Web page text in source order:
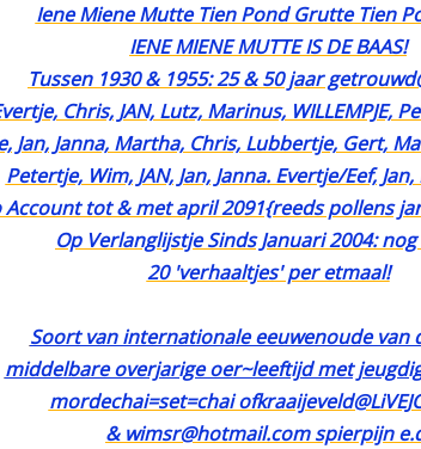
Iene Miene Mutte Tien Pond Grutte Tien
IENE MIENE MUTTE IS DE BAAS!
Tussen 1930 & 1955: 25 & 50 jaar
Chris, JAN, Lutz, Marinus, WILLEMPJE,
Jan, Janna, Martha, Chris, Lubbertje, Gert,
Petertje, Wim, JAN, Jan, Janna. Evertje/Eef,
Account tot & met april 2091{reeds pollens
Op Verlanglijstje Sinds Januari 2004:
20 'verhaaltjes' per etmaal!
Soort van internationale eeuwenoude van
middelbare overjarige oer~leeftijd met
mordechai=set=chai
& wimsr@hotmail.com spierpijn